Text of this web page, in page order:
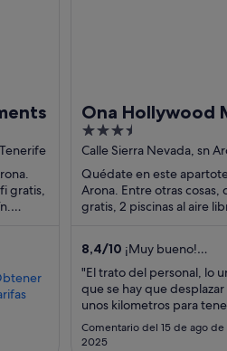
gratis,
Ona Hollywood
3.5
out
of
5
Calle Sierra Nevada, sn
de Tenerife
Quédate en este
Arona. Entre otras cosas,
gratis, 2 piscinas al aire
8,4/10 ¡Muy bueno!
(880 comentarios)
"El trato del personal, lo
que se hay que desplazar
unos kilometros para
algo de ocio,pero la verdad
que te facilitan bastante las
Comentario del 15 de ago de
2025